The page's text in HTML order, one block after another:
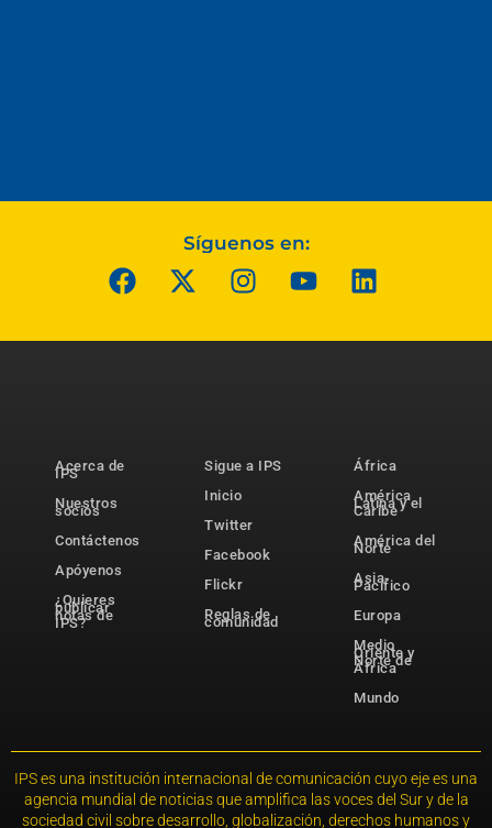
Síguenos en:
Acerca de
IPS
Nuestros
socios
Contáctenos
Apóyenos
¿Quieres
publicar
notas de
IPS?
Sigue a IPS
Inicio
Twitter
Facebook
Flickr
Reglas de
comunidad
África
América
Latina y el
Caribe
América del
Norte
Asia-
Pacífico
Europa
Medio
Oriente y
Norte de
África
Mundo
IPS es una institución internacional de comunicación cuyo eje es una
agencia mundial de noticias que amplifica las voces del Sur y de la
sociedad civil sobre desarrollo, globalización, derechos humanos y